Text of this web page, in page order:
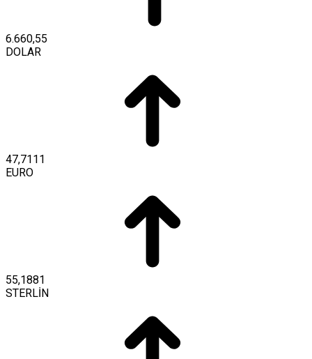
6.660,55
DOLAR
47,7111
EURO
55,1881
STERLİN